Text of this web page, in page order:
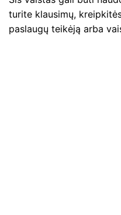
turite klausimų,
paslaugų teikėją arba